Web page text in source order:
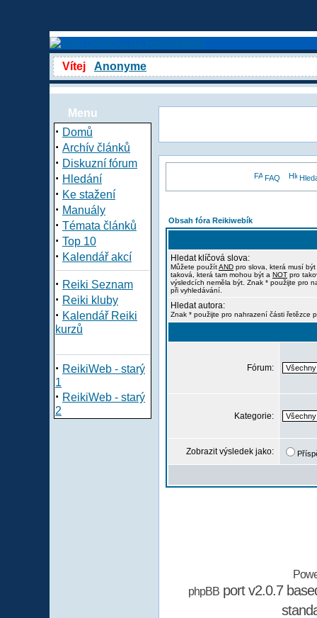
Vítej Anonyme
Menu
· Domů
· Archív článků
· Diskuzní fórum
· Hledání
· Ke stažení
· Manuály
· Témata článků
· Top 10
· Kalendář akcí
· Reiki Seznam
· Reiki kluby
· Kalendář Reiki
kurzů
· ReikiWeb - starý
1
· ReikiWeb - starý
2
FAQ
Obsah fóra Reikiwebík
Hledat klíčová slova:
Můžete použítAND pro slova, která musí
taková, která tam mohou být a NOT pro
výsledcích neměla být. Znak * použijte pro
při vyhledávání.
Hledat autora:
Znak * použijte pro nahrazení části řetězce
Fórum:
Kategorie:
Zobrazit výsledek jako:
phpBBport v2.0.7